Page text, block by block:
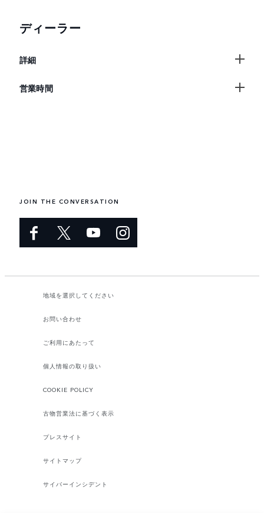
ディーラー
詳細
営業時間
JOIN THE CONVERSATION
地域を選択してください​
お問い合わせ
ご利用にあたって
個人情報の取り扱い
COOKIE POLICY
古物営業法に基づく表示
プレスサイト
サイトマップ
サイバーインシデント